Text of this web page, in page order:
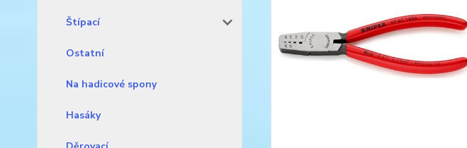
Štípací
Ostatní
Na hadicové spony
Hasáky